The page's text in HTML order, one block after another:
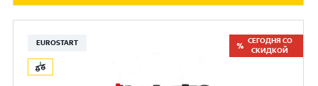
EUROSTART
СЕГОДНЯ СО
СКИДКОЙ